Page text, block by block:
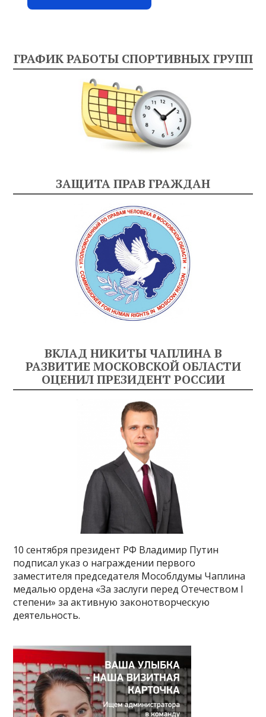
ГРАФИК РАБОТЫ СПОРТИВНЫХ ГРУПП
ЗАЩИТА ПРАВ ГРАЖДАН
ВКЛАД НИКИТЫ ЧАПЛИНА В
РАЗВИТИЕ МОСКОВСКОЙ ОБЛАСТИ
ОЦЕНИЛ ПРЕЗИДЕНТ РОССИИ
10 сентября президент РФ Владимир Путин
подписал указ о награждении первого
заместителя председателя Мособлдумы Чаплина
медалью ордена «За заслуги перед Отечеством I
степени» за активную законотворческую
деятельность.